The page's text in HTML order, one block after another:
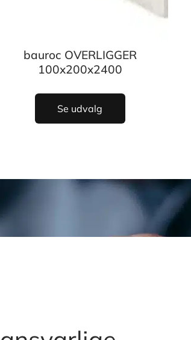
bauroc OVERLIGGER
100x200x2400
Se udvalg